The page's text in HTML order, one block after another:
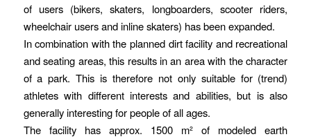
of users (bikers, skaters, longboarders, scooter riders,
wheelchair users and inline skaters) has been expanded.
In combination with the planned dirt facility and recreational
and seating areas, this results in an area with the character
of a park. This is therefore not only suitable for (trend)
athletes with different interests and abilities, but is also
generally interesting for people of all ages.
The facility has approx. 1500 m² of modeled earth